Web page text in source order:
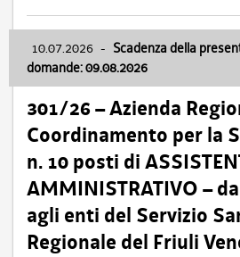
10.07.2026 - Scadenza della
domande: 09.08.2026
301/26 – Azienda
Coordinamento per la
n. 10 posti di
AMMINISTRATIVO –
agli enti del Servizio
Regionale del Friuli